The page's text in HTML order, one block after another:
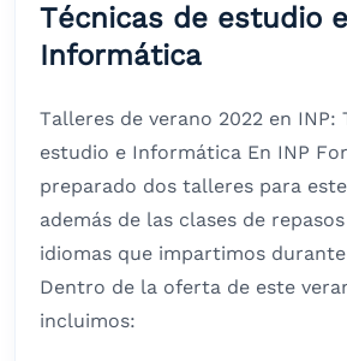
Técnicas de estudio e
Informática
Talleres de verano 2022 en INP:
estudio e Informática En INP
preparado dos talleres para
además de las clases de
idiomas que impartimos
Dentro de la oferta de este
incluimos: